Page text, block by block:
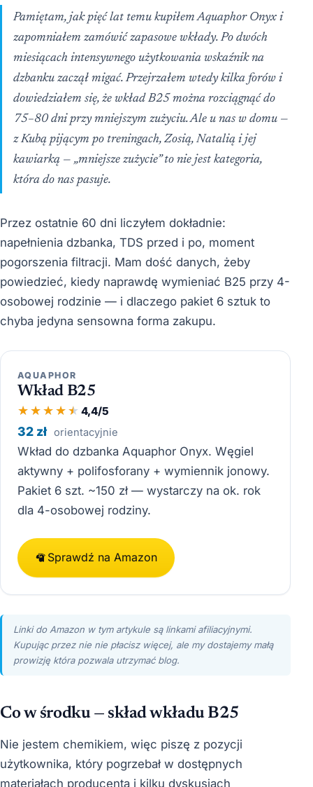
Pamiętam, jak pięć lat temu kupiłem Aquaphor Onyx i
zapomniałem zamówić zapasowe wkłady. Po dwóch
miesiącach intensywnego użytkowania wskaźnik na
dzbanku zaczął migać. Przejrzałem wtedy kilka forów i
dowiedziałem się, że wkład B25 można rozciągnąć do
75–80 dni przy mniejszym zużyciu. Ale u nas w domu —
z Kubą pijącym po treningach, Zosią, Natalią i jej
kawiarką — „mniejsze zużycie” to nie jest kategoria,
która do nas pasuje.
Przez ostatnie 60 dni liczyłem dokładnie:
napełnienia dzbanka, TDS przed i po, moment
pogorszenia filtracji. Mam dość danych, żeby
powiedzieć, kiedy naprawdę wymieniać B25 przy 4-
osobowej rodzinie — i dlaczego pakiet 6 sztuk to
chyba jedyna sensowna forma zakupu.
AQUAPHOR
Wkład B25
4,4/5
32 zł orientacyjnie
Wkład do dzbanka Aquaphor Onyx. Węgiel
aktywny + polifosforany + wymiennik jonowy.
Pakiet 6 szt. ~150 zł — wystarczy na ok. rok
dla 4-osobowej rodziny.
Sprawdź na Amazon
Linki do Amazon w tym artykule są linkami afiliacyjnymi.
Kupując przez nie nie płacisz więcej, ale my dostajemy małą
prowizję która pozwala utrzymać blog.
Co w środku — skład wkładu B25
Nie jestem chemikiem, więc piszę z pozycji
użytkownika, który pogrzebał w dostępnych
materiałach producenta i kilku dyskusjach